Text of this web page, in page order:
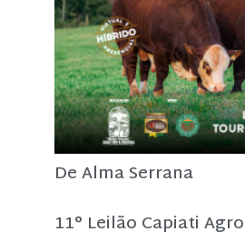
De Alma Serrana
11° Leilão Capiati